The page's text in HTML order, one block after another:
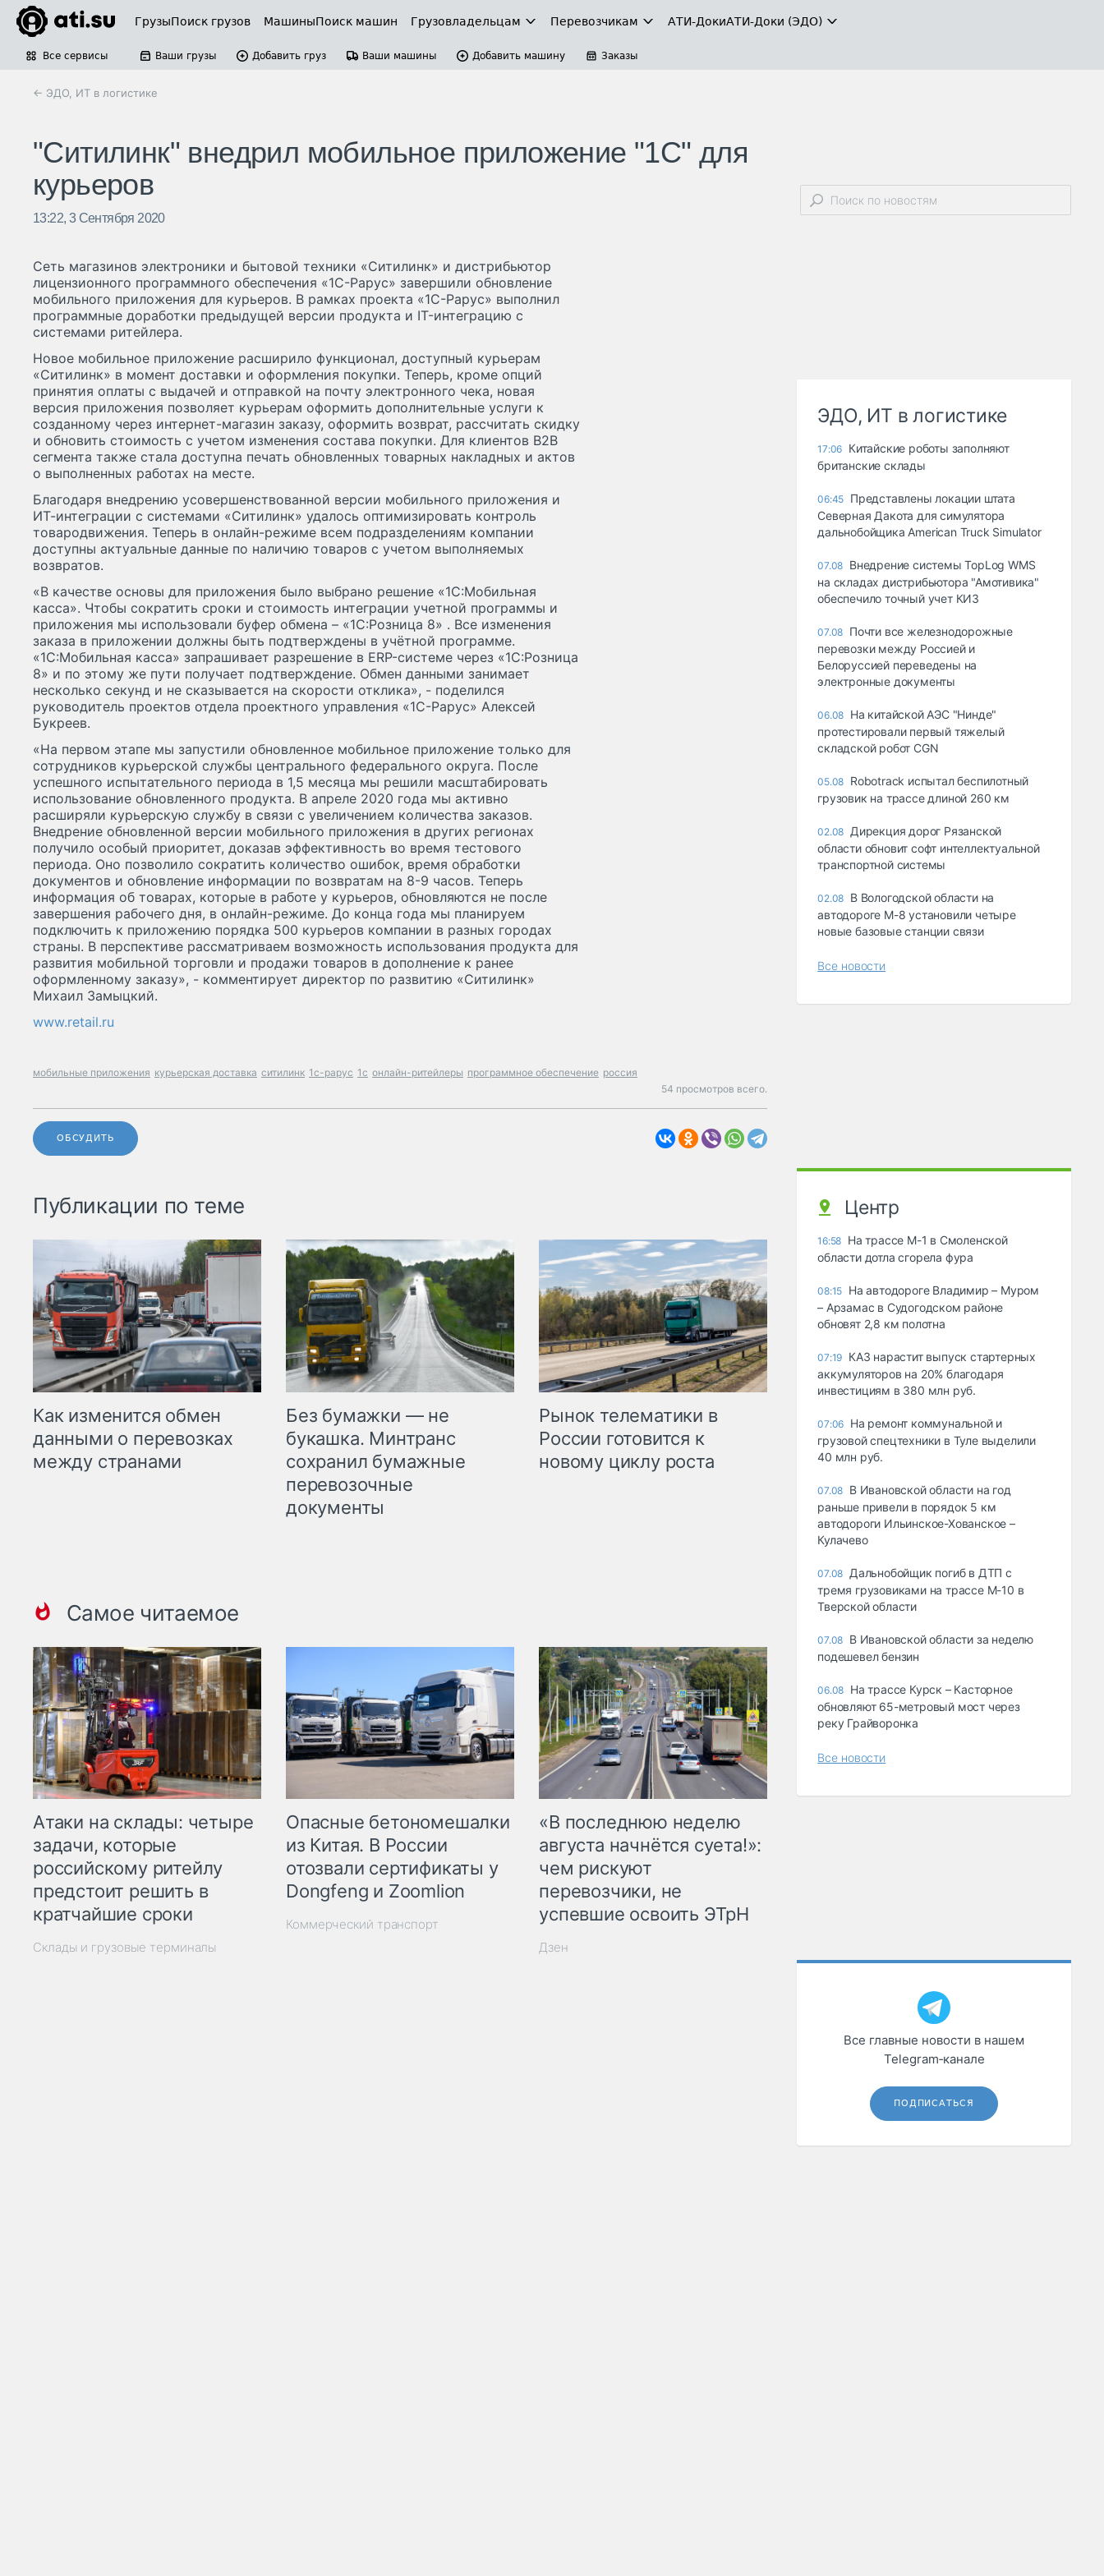
ГрузыПоиск грузов МашиныПоиск машин Грузовладельцам Перевозчикам АТИ-ДокиАТИ-Доки (ЭДО)
Все сервисы Ваши грузы Добавить груз Ваши машины Добавить машину Заказы
← ЭДО, ИТ в логистике
"Ситилинк" внедрил мобильное приложение "1С" для
курьеров
13:22, 3 Сентября 2020
Сеть магазинов электроники и бытовой техники «Ситилинк» и дистрибьютор
лицензионного программного обеспечения «1С-Рарус» завершили обновление
мобильного приложения для курьеров. В рамках проекта «1С-Рарус» выполнил
программные доработки предыдущей версии продукта и IT-интеграцию с
системами ритейлера.
Новое мобильное приложение расширило функционал, доступный курьерам
«Ситилинк» в момент доставки и оформления покупки. Теперь, кроме опций
принятия оплаты с выдачей и отправкой на почту электронного чека, новая
версия приложения позволяет курьерам оформить дополнительные услуги к
созданному через интернет-магазин заказу, оформить возврат, рассчитать скидку
и обновить стоимость с учетом изменения состава покупки. Для клиентов B2B
сегмента также стала доступна печать обновленных товарных накладных и актов
о выполненных работах на месте.
Благодаря внедрению усовершенствованной версии мобильного приложения и
ИТ-интеграции с системами «Ситилинк» удалось оптимизировать контроль
товародвижения. Теперь в онлайн-режиме всем подразделениям компании
доступны актуальные данные по наличию товаров с учетом выполняемых
возвратов.
«В качестве основы для приложения было выбрано решение «1С:Мобильная
касса». Чтобы сократить сроки и стоимость интеграции учетной программы и
приложения мы использовали буфер обмена – «1С:Розница 8» . Все изменения
заказа в приложении должны быть подтверждены в учётной программе.
«1С:Мобильная касса» запрашивает разрешение в ERP-системе через «1С:Розница
8» и по этому же пути получает подтверждение. Обмен данными занимает
несколько секунд и не сказывается на скорости отклика», - поделился
руководитель проектов отдела проектного управления «1С-Рарус» Алексей
Букреев.
«На первом этапе мы запустили обновленное мобильное приложение только для
сотрудников курьерской службы центрального федерального округа. После
успешного испытательного периода в 1,5 месяца мы решили масштабировать
использование обновленного продукта. В апреле 2020 года мы активно
расширяли курьерскую службу в связи с увеличением количества заказов.
Внедрение обновленной версии мобильного приложения в других регионах
получило особый приоритет, доказав эффективность во время тестового
периода. Оно позволило сократить количество ошибок, время обработки
документов и обновление информации по возвратам на 8-9 часов. Теперь
информация об товарах, которые в работе у курьеров, обновляются не после
завершения рабочего дня, в онлайн-режиме. До конца года мы планируем
подключить к приложению порядка 500 курьеров компании в разных городах
страны. В перспективе рассматриваем возможность использования продукта для
развития мобильной торговли и продажи товаров в дополнение к ранее
оформленному заказу», - комментирует директор по развитию «Ситилинк»
Михаил Замыцкий.
www.retail.ru
мобильные приложения курьерская доставка ситилинк 1с-рарус 1с онлайн-ритейлеры программное обеспечение россия
54 просмотров всего.
ОБСУДИТЬ
Публикации по теме
Как изменится обмен
данными о перевозках
между странами
Без бумажки — не
букашка. Минтранс
сохранил бумажные
перевозочные
документы
Рынок телематики в
России готовится к
новому циклу роста
Самое читаемое
Атаки на склады: четыре
задачи, которые
российскому ритейлу
предстоит решить в
кратчайшие сроки
Склады и грузовые терминалы
Опасные бетономешалки
из Китая. В России
отозвали сертификаты у
Dongfeng и Zoomlion
Коммерческий транспорт
«В последнюю неделю
августа начнётся суета!»:
чем рискуют
перевозчики, не
успевшие освоить ЭТрН
Дзен
ЭДО, ИТ в логистике
17:06 Китайские роботы заполняют
британские склады
06:45 Представлены локации штата
Северная Дакота для симулятора
дальнобойщика American Truck Simulator
07.08 Внедрение системы TopLog WMS
на складах дистрибьютора "Амотивика"
обеспечило точный учет КИЗ
07.08 Почти все железнодорожные
перевозки между Россией и
Белоруссией переведены на
электронные документы
06.08 На китайской АЭС "Нинде"
протестировали первый тяжелый
складской робот CGN
05.08 Robotrack испытал беспилотный
грузовик на трассе длиной 260 км
02.08 Дирекция дорог Рязанской
области обновит софт интеллектуальной
транспортной системы
02.08 В Вологодской области на
автодороге М-8 установили четыре
новые базовые станции связи
Все новости
Центр
16:58 На трассе М-1 в Смоленской
области дотла сгорела фура
08:15 На автодороге Владимир – Муром
– Арзамас в Судогодском районе
обновят 2,8 км полотна
07:19 КАЗ нарастит выпуск стартерных
аккумуляторов на 20% благодаря
инвестициям в 380 млн руб.
07:06 На ремонт коммунальной и
грузовой спецтехники в Туле выделили
40 млн руб.
07.08 В Ивановской области на год
раньше привели в порядок 5 км
автодороги Ильинское-Хованское –
Кулачево
07.08 Дальнобойщик погиб в ДТП с
тремя грузовиками на трассе М-10 в
Тверской области
07.08 В Ивановской области за неделю
подешевел бензин
06.08 На трассе Курск – Касторное
обновляют 65-метровый мост через
реку Грайворонка
Все новости
Все главные новости в нашем
Telegram‑канале
ПОДПИСАТЬСЯ